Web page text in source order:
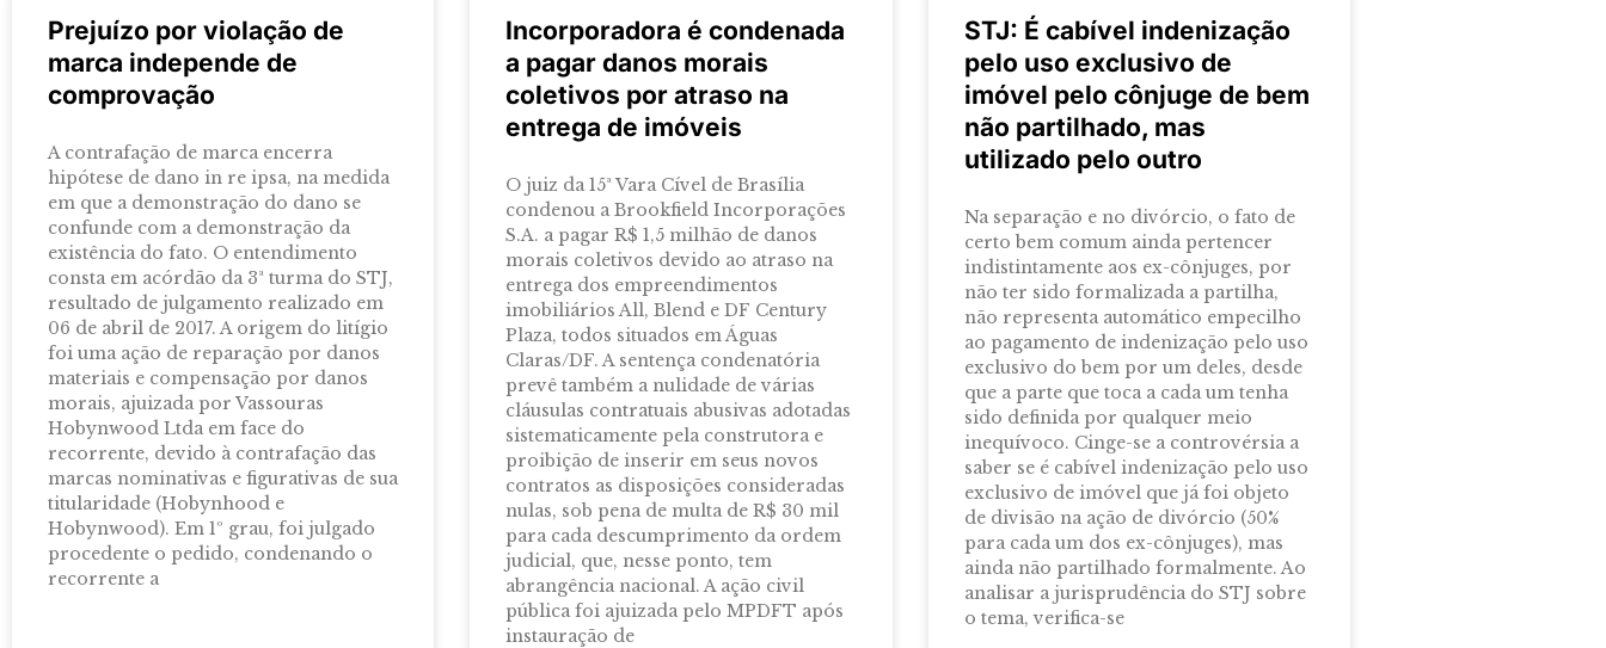
Prejuízo por violação de
marca independe de
comprovação
A contrafação de marca encerra
hipótese de dano in re ipsa, na medida
em que a demonstração do dano se
confunde com a demonstração da
existência do fato. O entendimento
consta em acórdão da 3ª turma do STJ,
resultado de julgamento realizado em
06 de abril de 2017. A origem do litígio
foi uma ação de reparação por danos
materiais e compensação por danos
morais, ajuizada por Vassouras
Hobynwood Ltda em face do
recorrente, devido à contrafação das
marcas nominativas e figurativas de sua
titularidade (Hobynhood e
Hobynwood). Em 1º grau, foi julgado
procedente o pedido, condenando o
recorrente a
Incorporadora é condenada
a pagar danos morais
coletivos por atraso na
entrega de imóveis
O juiz da 15ª Vara Cível de Brasília
condenou a Brookfield Incorporações
S.A. a pagar R$ 1,5 milhão de danos
morais coletivos devido ao atraso na
entrega dos empreendimentos
imobiliários All, Blend e DF Century
Plaza, todos situados em Águas
Claras/DF. A sentença condenatória
prevê também a nulidade de várias
cláusulas contratuais abusivas adotadas
sistematicamente pela construtora e
proibição de inserir em seus novos
contratos as disposições consideradas
nulas, sob pena de multa de R$ 30 mil
para cada descumprimento da ordem
judicial, que, nesse ponto, tem
abrangência nacional. A ação civil
pública foi ajuizada pelo MPDFT após
instauração de
STJ: É cabível indenização
pelo uso exclusivo de
imóvel pelo cônjuge de bem
não partilhado, mas
utilizado pelo outro
Na separação e no divórcio, o fato de
certo bem comum ainda pertencer
indistintamente aos ex-cônjuges, por
não ter sido formalizada a partilha,
não representa automático empecilho
ao pagamento de indenização pelo uso
exclusivo do bem por um deles, desde
que a parte que toca a cada um tenha
sido definida por qualquer meio
inequívoco. Cinge-se a controvérsia a
saber se é cabível indenização pelo uso
exclusivo de imóvel que já foi objeto
de divisão na ação de divórcio (50%
para cada um dos ex-cônjuges), mas
ainda não partilhado formalmente. Ao
analisar a jurisprudência do STJ sobre
o tema, verifica-se